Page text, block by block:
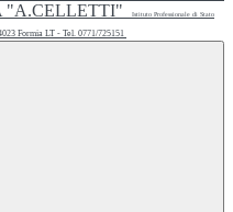
"A.CELLETTI" Istituto Professionale di Stato
Formia LT - Tel. 0771/725151